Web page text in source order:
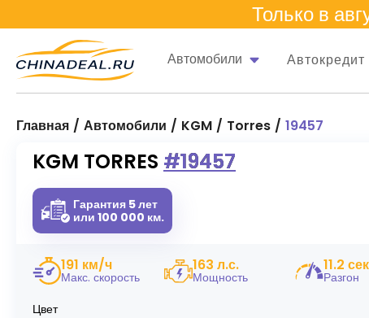
Только в
Автомобили Автокредит
Главная Автомобили KGM Torres 19457
KGM TORRES #19457
Гарантия 5 лет
или 100 000 км.
191 км/ч
Макс. скорость
163 л.с.
Мощность
11.2
Разгон
Цвет